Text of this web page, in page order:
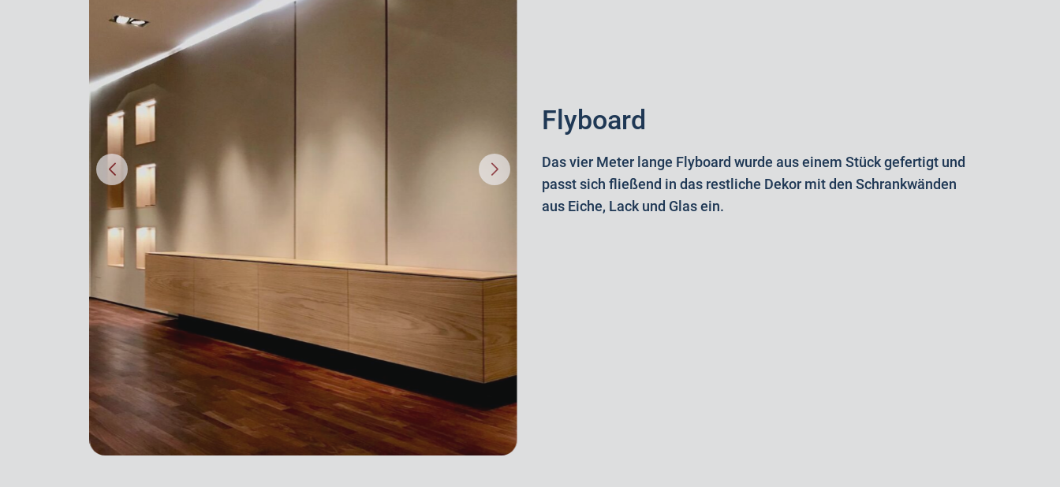
Flyboard
Das vier Meter lange Flyboard wurde aus einem Stück gefertigt und
passt sich fließend in das restliche Dekor mit den Schrankwänden
aus Eiche, Lack und Glas ein.